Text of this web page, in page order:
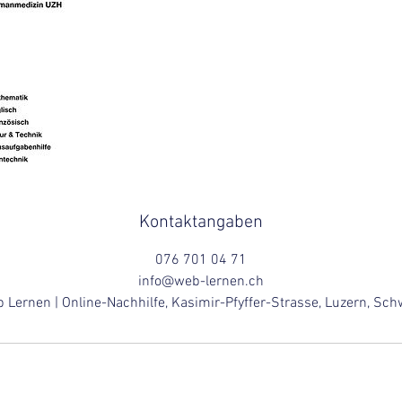
Kontaktangaben
076 701 04 71
info@web-lernen.ch
Lernen | Online-Nachhilfe, Kasimir-Pfyffer-Strasse, Luzern,